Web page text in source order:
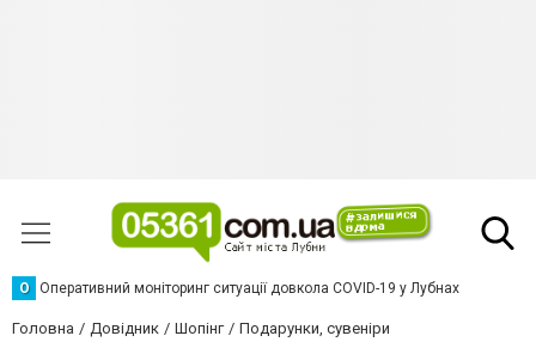
О Оперативний моніторинг ситуації довкола COVID-19 у Лубнах
Головна Довідник Шопінг Подарунки, сувеніри